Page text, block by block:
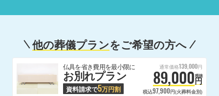
他の葬儀プランをご希望の方へ
仏具を省き費用を最小限に
お別れプラン
資料請求で5万円割
通常価格139,000円
89,000円
税抜
税込97,900円(火葬料金別)